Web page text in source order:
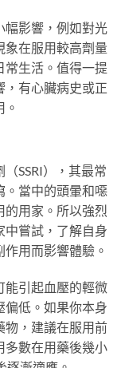
幅影響，例如對光
象在服用較高劑量
常生活。值得一提
，有心臟病史或正
SSRI），其最常
。當中的頭暈和噁
的用家。所以強烈
中嘗試，了解自身
用而影響體驗。
能引起血壓的輕微
偏低。如果你本身
物，建議在服用前
多數在用藥後幾小